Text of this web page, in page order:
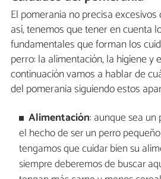
El pomerania no precisa
así, tenemos que tener en cuenta
fundamentales que forman los
perro: la alimentación, la higiene y
continuación vamos a hablar de
del pomerania siguiendo estos
Alimentación: aunque sea
el hecho de ser un perro
tengamos que cuidar bien su
siempre deberemos de buscar